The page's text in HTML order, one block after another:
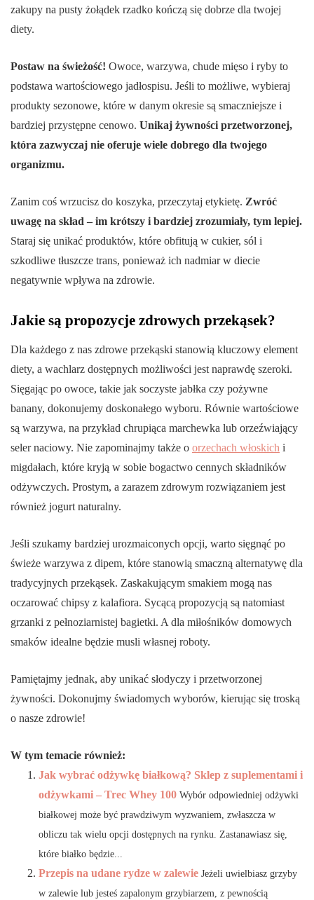
zakupy na pusty żołądek rzadko kończą się dobrze dla twojej
diety.
Postaw na świeżość! Owoce, warzywa, chude mięso i ryby to
podstawa wartościowego jadłospisu. Jeśli to możliwe, wybieraj
produkty sezonowe, które w danym okresie są smaczniejsze i
bardziej przystępne cenowo. Unikaj żywności przetworzonej,
która zazwyczaj nie oferuje wiele dobrego dla twojego
organizmu.
Zanim coś wrzucisz do koszyka, przeczytaj etykietę. Zwróć
uwagę na skład – im krótszy i bardziej zrozumiały, tym lepiej.
Staraj się unikać produktów, które obfitują w cukier, sól i
szkodliwe tłuszcze trans, ponieważ ich nadmiar w diecie
negatywnie wpływa na zdrowie.
Jakie są propozycje zdrowych przekąsek?
Dla każdego z nas zdrowe przekąski stanowią kluczowy element
diety, a wachlarz dostępnych możliwości jest naprawdę szeroki.
Sięgając po owoce, takie jak soczyste jabłka czy pożywne
banany, dokonujemy doskonałego wyboru. Równie wartościowe
są warzywa, na przykład chrupiąca marchewka lub orzeźwiający
seler naciowy. Nie zapominajmy także o orzechach włoskich i
migdałach, które kryją w sobie bogactwo cennych składników
odżywczych. Prostym, a zarazem zdrowym rozwiązaniem jest
również jogurt naturalny.
Jeśli szukamy bardziej urozmaiconych opcji, warto sięgnąć po
świeże warzywa z dipem, które stanowią smaczną alternatywę dla
tradycyjnych przekąsek. Zaskakującym smakiem mogą nas
oczarować chipsy z kalafiora. Sycącą propozycją są natomiast
grzanki z pełnoziarnistej bagietki. A dla miłośników domowych
smaków idealne będzie musli własnej roboty.
Pamiętajmy jednak, aby unikać słodyczy i przetworzonej
żywności. Dokonujmy świadomych wyborów, kierując się troską
o nasze zdrowie!
W tym temacie również:
Jak wybrać odżywkę białkową? Sklep z suplementami i
odżywkami – Trec Whey 100 Wybór odpowiedniej odżywki
białkowej może być prawdziwym wyzwaniem, zwłaszcza w
obliczu tak wielu opcji dostępnych na rynku. Zastanawiasz się,
które białko będzie...
Przepis na udane rydze w zalewie Jeżeli uwielbiasz grzyby
w zalewie lub jesteś zapalonym grzybiarzem, z pewnością